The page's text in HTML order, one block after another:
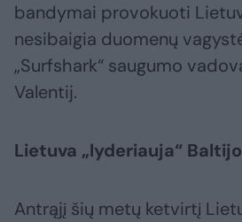
bandymai provokuoti
nesibaigia duomenų
„Surfshark“ saugumo
Valentij.
Lietuva „lyderiauja“
Antrąjį šių metų ketvirtį